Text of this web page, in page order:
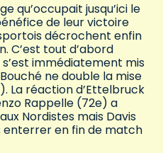
qu’occupait jusqu’ici le
de leur victoire
décrochent enfin
C’est tout d’abord
immédiatement mis
ne double la mise
La réaction d’Ettelbruck
Rappelle (72e) a
Nordistes mais Davis
enterrer en fin de match